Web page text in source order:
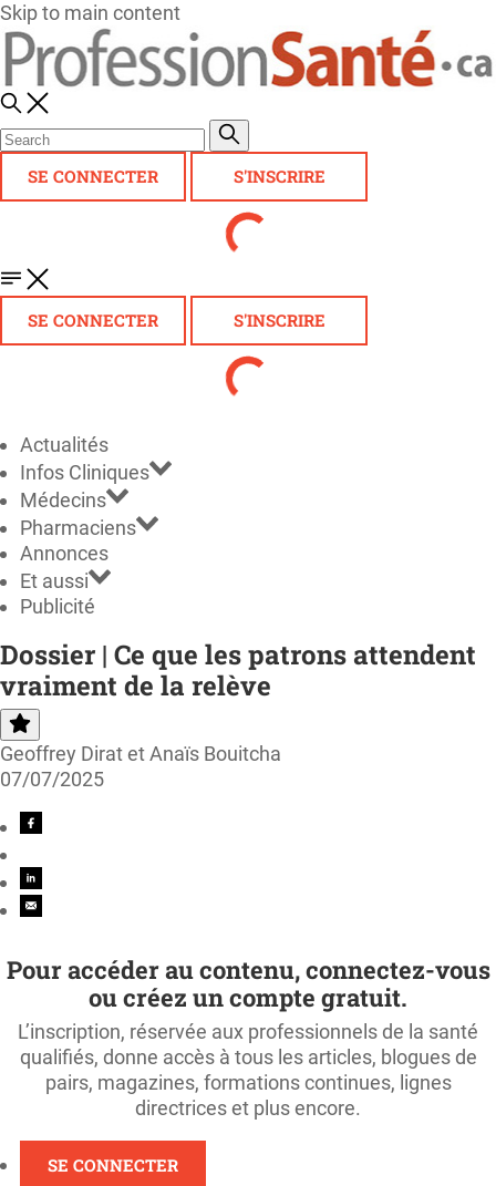
Skip to main content
SE CONNECTER S'INSCRIRE
SE CONNECTER S'INSCRIRE
Actualités
Infos Cliniques
Médecins
Pharmaciens
Annonces
Et aussi
Publicité
Dossier | Ce que les patrons attendent
vraiment de la relève
Geoffrey Dirat et Anaïs Bouitcha
07/07/2025
Pour accéder au contenu, connectez-vous
ou créez un compte gratuit.
L’inscription, réservée aux professionnels de la santé
qualifiés, donne accès à tous les articles, blogues de
pairs, magazines, formations continues, lignes
directrices et plus encore.
SE CONNECTER